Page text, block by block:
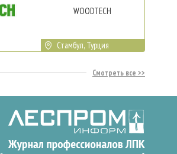
WOODTECH
Стамбул, Турция
Смотреть все